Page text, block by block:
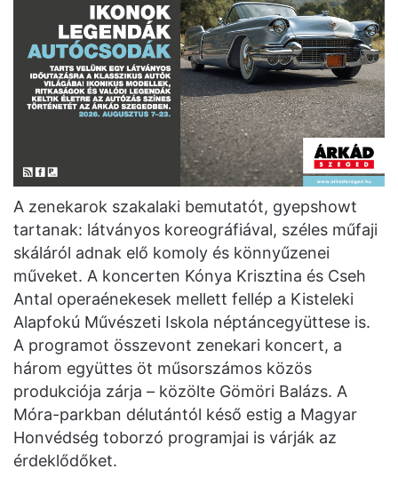
A zenekarok szakalaki bemutatót, gyepshowt
tartanak: látványos koreográfiával, széles műfaji
skáláról adnak elő komoly és könnyűzenei
műveket. A koncerten Kónya Krisztina és Cseh
Antal operaénekesek mellett fellép a Kisteleki
Alapfokú Művészeti Iskola néptáncegyüttese is.
A programot összevont zenekari koncert, a
három együttes öt műsorszámos közös
produkciója zárja – közölte Gömöri Balázs. A
Móra-parkban délutántól késő estig a Magyar
Honvédség toborzó programjai is várják az
érdeklődőket.